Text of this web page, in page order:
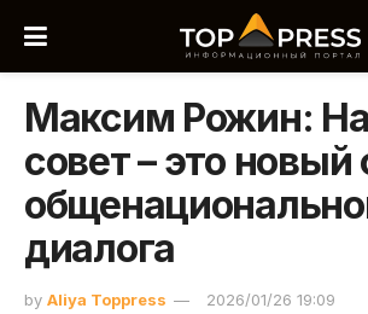
Максим Рожин:
совет – это
диалога
by Aliya Toppress 2026/01/26 19:09